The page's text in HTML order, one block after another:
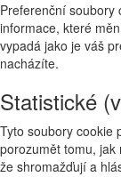
Preferenční soubory
informace, které
vypadá jako je váš
nacházíte.
Statistické
Tyto soubory cookie
porozumět tomu,
že shromažďují a